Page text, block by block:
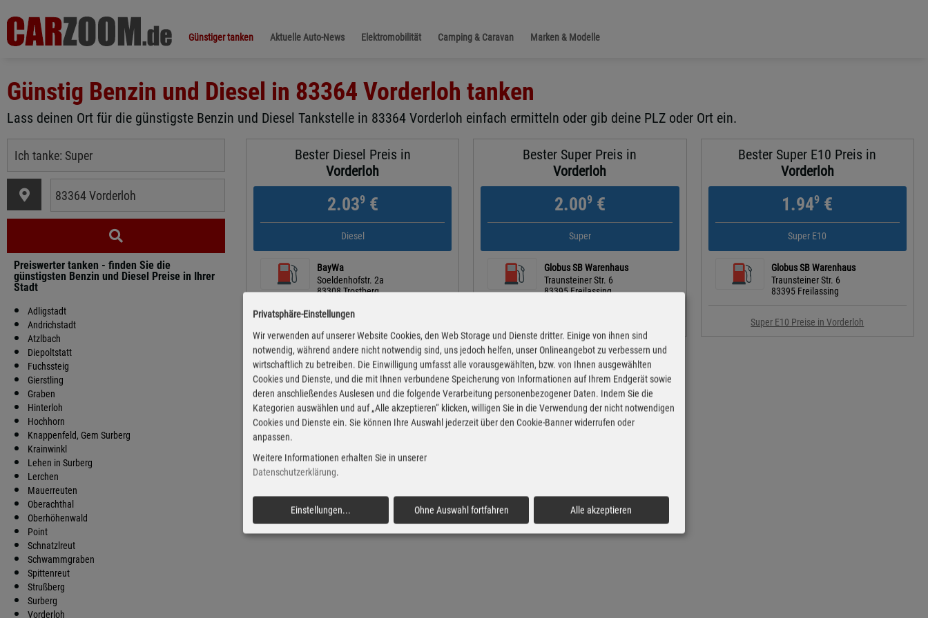
Günstiger tanken Aktuelle Auto-News Elektromobilität Camping & Caravan Marken & Modelle
Günstig Benzin und Diesel in 83364 Vorderloh tanken
Lass deinen Ort für die günstigste Benzin und Diesel Tankstelle in 83364 Vorderloh einfach ermitteln oder gib deine PLZ oder Ort ein.
Preiswerter tanken - finden Sie die
günstigsten Benzin und Diesel Preise in Ihrer
Stadt
Adligstadt
Andrichstadt
Atzlbach
Diepoltstatt
Fuchssteig
Gierstling
Graben
Hinterloh
Hochhorn
Knappenfeld, Gem Surberg
Krainwinkl
Lehen in Surberg
Lerchen
Mauerreuten
Oberachthal
Oberhöhenwald
Point
Schnatzlreut
Schwammgraben
Spittenreut
Strußberg
Surberg
Vorderloh
Bester Diesel Preis in
Vorderloh
2.039€
Diesel
BayWa
Soeldenhofstr. 2a
83308 Trostberg
Diesel Preise in Vorderloh
Bester Super Preis in
Vorderloh
2.009€
Super
Globus SB Warenhaus
Traunsteiner Str. 6
83395 Freilassing
Bester Super E10 Preis in
Vorderloh
1.949 €
Super E10
Globus SB Warenhaus
Traunsteiner Str. 6
83395 Freilassing
Super E10 Preise in Vorderloh
Privatsphäre-Einstellungen
Wir verwenden auf unserer Website Cookies, den Web Storage und Dienste dritter. Einige von ihnen sind
notwendig, während andere nicht notwendig sind, uns jedoch helfen, unser Onlineangebot zu verbessern und
wirtschaftlich zu betreiben. Die Einwilligung umfasst alle vorausgewählten, bzw. von Ihnen ausgewählten
Cookies und Dienste, und die mit Ihnen verbundene Speicherung von Informationen auf Ihrem Endgerät sowie
deren anschließendes Auslesen und die folgende Verarbeitung personenbezogener Daten. Indem Sie die
Kategorien auswählen und auf „Alle akzeptieren“ klicken, willigen Sie in die Verwendung der nicht notwendigen
Cookies und Dienste ein. Sie können Ihre Auswahl jederzeit über den Cookie-Banner widerrufen oder
anpassen.
Weitere Informationen erhalten Sie in unserer
Datenschutzerklärung.
Einstellungen... Ohne Auswahl fortfahren Alle akzeptieren